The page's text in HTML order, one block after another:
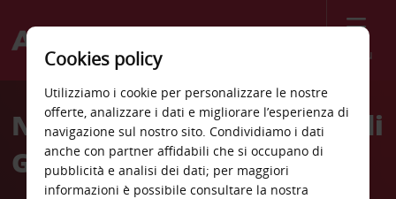
Menù
Welcome
AvisNoleggio auto Aeroporto di
Grande Prairie
Cookies policy
Utilizziamo i cookie per personalizzare le nostre
offerte, analizzare i dati e migliorare l’esperienza di
navigazione sul nostro sito. Condividiamo i dati
anche con partner affidabili che si occupano di
pubblicità e analisi dei dati; per maggiori
informazioni è possibile consultare la nostra